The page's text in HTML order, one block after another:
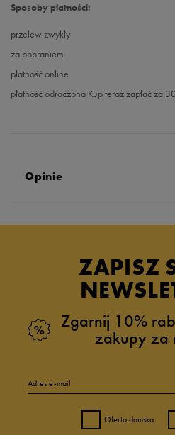
Sposoby płatności:
przelew zwykły
za pobraniem
płatność online
płatność odroczona Kup teraz zapłać za
Opinie
ZAPISZ
Zgarnij 10%
zakupy za
Adres e-mail
Oferta damska